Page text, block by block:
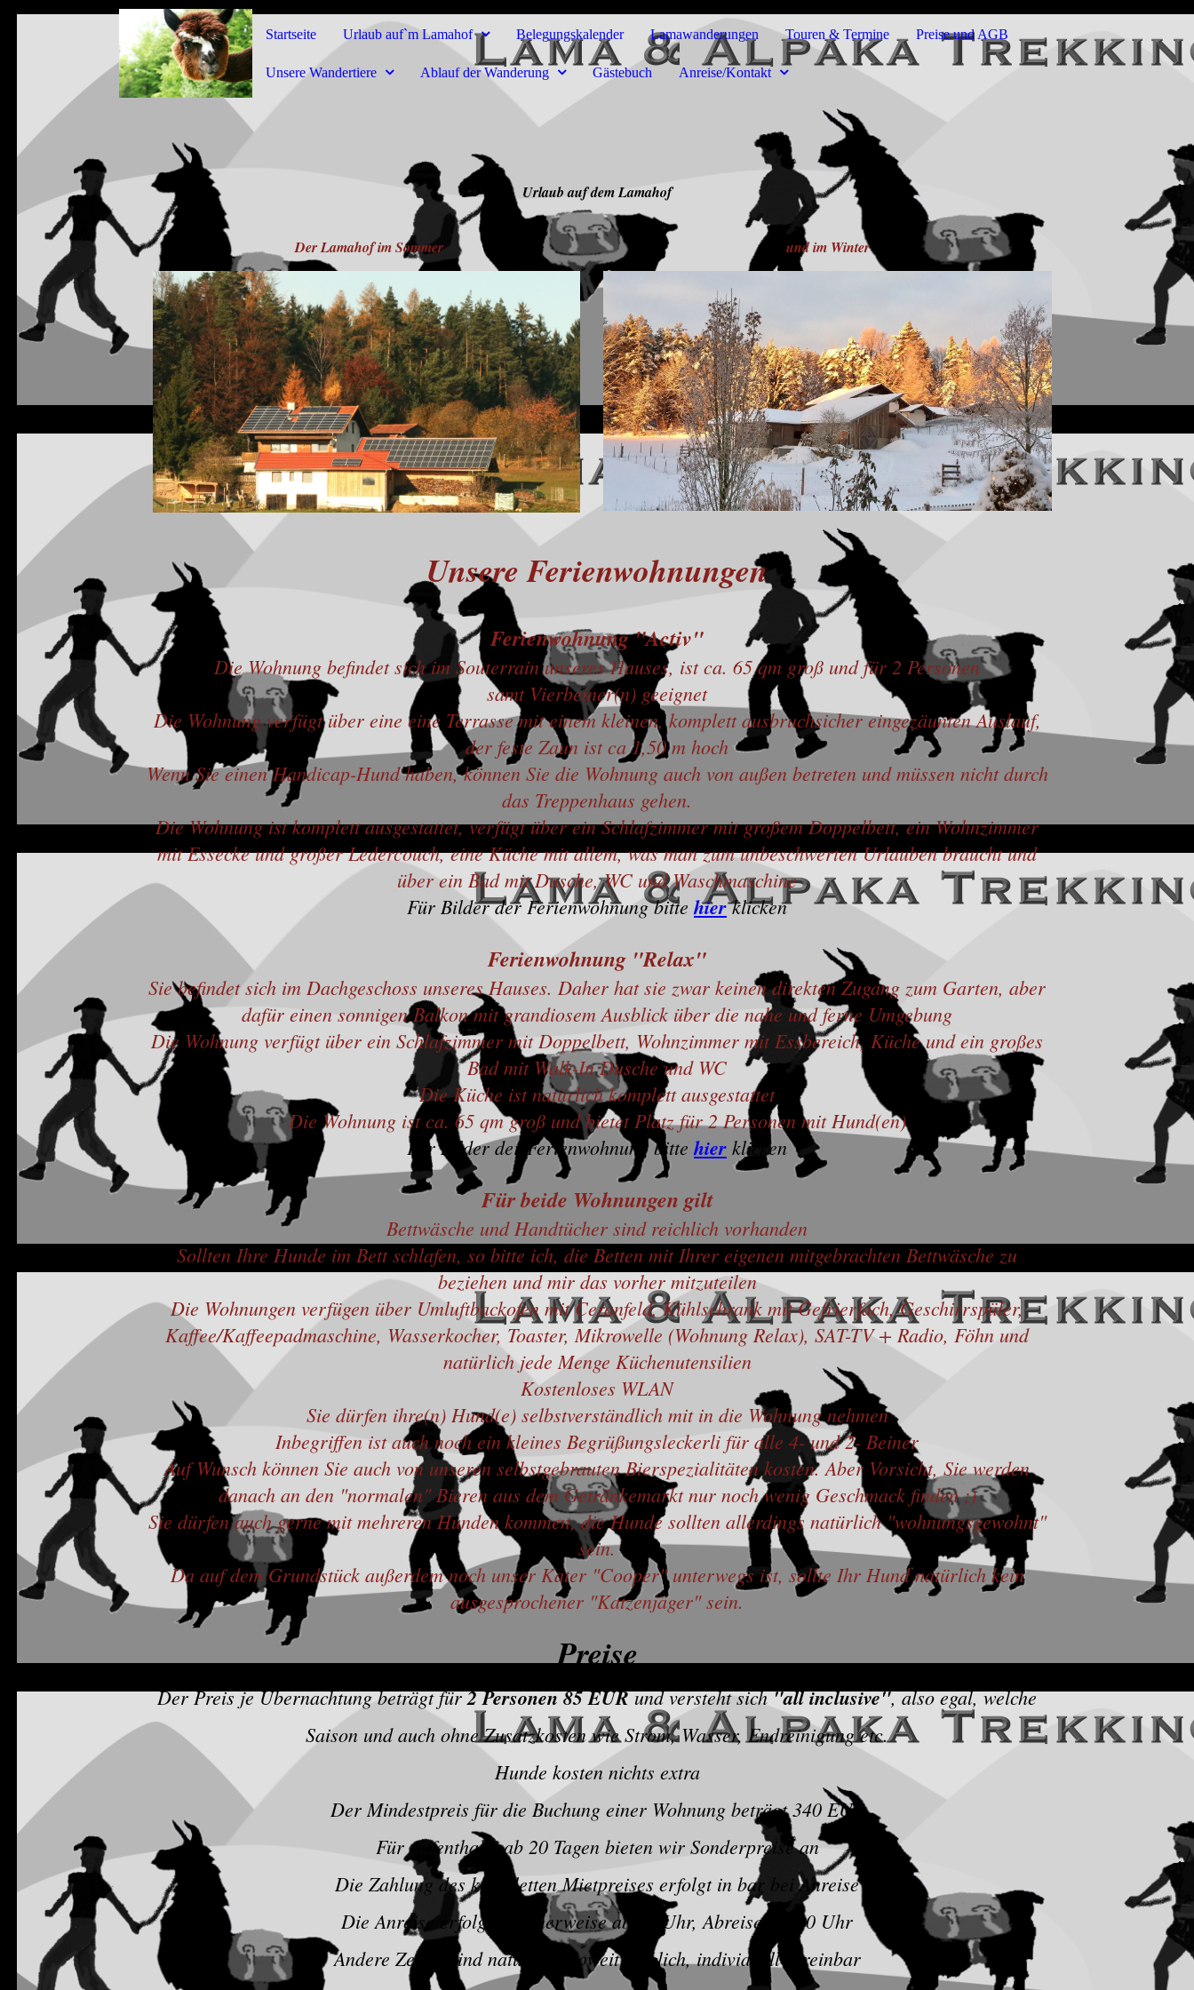
Startseite Urlaub auf`m Lamahof Belegungskalender Lamawanderungen Touren & Termine Preise und AGB
Unsere Wandertiere Ablauf der Wanderung Gästebuch Anreise/Kontakt
Urlaub auf dem Lamahof
Der Lamahof im Sommer und im Winter
Unsere Ferienwohnungen
Ferienwohnung "Activ"
Die Wohnung befindet sich im Souterrain unseres Hauses, ist ca. 65 qm groß und für 2 Personen
samt Vierbeiner(n) geeignet
Die Wohnung verfügt über eine eine Terrasse mit einem kleinen, komplett ausbruchsicher eingezäunten Auslauf,
der feste Zaun ist ca 1,50 m hoch
Wenn Sie einen Handicap-Hund haben, können Sie die Wohnung auch von außen betreten und müssen nicht durch
das Treppenhaus gehen.
Die Wohnung ist komplett ausgestattet, verfügt über ein Schlafzimmer mit großem Doppelbett, ein Wohnzimmer
mit Essecke und großer Ledercouch, eine Küche mit allem, was man zum unbeschwerten Urlauben braucht und
über ein Bad mit Dusche, WC und Waschmaschine
Für Bilder der Ferienwohnung bittehierklicken
Ferienwohnung "Relax"
Sie befindet sich im Dachgeschoss unseres Hauses. Daher hat sie zwar keinen direkten Zugang zum Garten, aber
dafür einen sonnigen Balkon mit grandiosem Ausblick über die nahe und ferne Umgebung
Die Wohnung verfügt über ein Schlafzimmer mit Doppelbett, Wohnzimmer mit Essbereich, Küche und ein großes
Bad mit Walk-In Dusche und WC
Die Küche ist natürlich komplett ausgestattet
Die Wohnung ist ca. 65 qm groß und bietet Platz für 2 Personen mit Hund(en)
Für Bilder der Ferienwohnung bitte hier klicken
Für beide Wohnungen gilt
Bettwäsche und Handtücher sind reichlich vorhanden
Sollten Ihre Hunde im Bett schlafen, so bitte ich, die Betten mit Ihrer eigenen mitgebrachten Bettwäsche zu
beziehen und mir das vorher mitzuteilen
Die Wohnungen verfügen über Umluftbackofen mit Ceranfeld, Kühlschrank mit Gefrierfach, Geschirrspüler,
Kaffee/Kaffeepadmaschine, Wasserkocher, Toaster, Mikrowelle (Wohnung Relax), SAT-TV + Radio, Föhn und
natürlich jede Menge Küchenutensilien
Kostenloses WLAN
Sie dürfen ihre(n) Hund(e) selbstverständlich mit in die Wohnung nehmen
Inbegriffen ist auch noch ein kleines Begrüßungsleckerli für alle 4- und 2- Beiner
Auf Wunsch können Sie auch von unseren selbstgebrauten Bierspezialitäten kosten. Aber Vorsicht, Sie werden
danach an den "normalen" Bieren aus dem Getränkemarkt nur noch wenig Geschmack finden ;)
Sie dürfen auch gerne mit mehreren Hunden kommen, die Hunde sollten allerdings natürlich "wohnungsgewohnt"
sein.
Da auf dem Grundstück außerdem noch unser Kater "Cooper" unterwegs ist, sollte Ihr Hund natürlich kein
ausgesprochener "Katzenjäger" sein.
Preise
Der Preis je Übernachtung beträgt für2 Personen 85 EURund versteht sich"all inclusive", also egal, welche
Saison und auch ohne Zusatzkosten wie Strom, Wasser, Endreinigung etc.
Hunde kosten nichts extra
Der Mindestpreis für die Buchung einer Wohnung beträgt 340 EUR
Für Aufenthalte ab 20 Tagen bieten wir Sonderpreise an
Die Zahlung des kompletten Mietpreises erfolgt in bar bei Anreise
Die Anreise erfolgt üblicherweise ab 15 Uhr, Abreise bis 10 Uhr
Andere Zeiten sind natürlich, soweit möglich, individuell vereinbar